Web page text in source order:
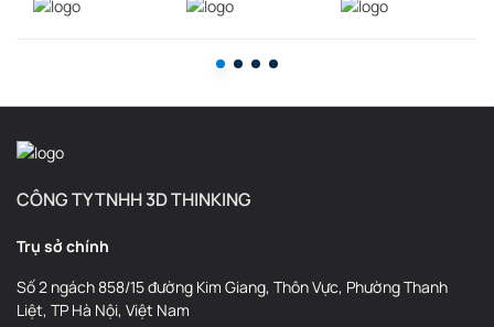
CÔNG TY TNHH 3D THINKING
Trụ sở chính
Số 2 ngách 858/15 đường Kim Giang, Thôn Vực, Phường Thanh
Liệt, TP Hà Nội, Việt Nam